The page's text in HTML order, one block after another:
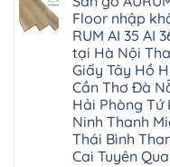
Floor nhập
RUM AI 35 AI
tại Hà Nội
Giấy Tây Hồ
Cần Thơ Đà
Hải Phòng Tứ
Ninh Thanh
Thái Bình
Cai Tuyên